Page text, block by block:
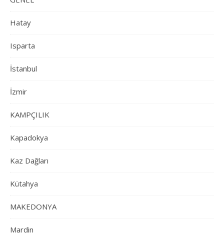
Hatay
Isparta
İstanbul
İzmir
KAMPÇILIK
Kapadokya
Kaz Dağları
Kütahya
MAKEDONYA
Mardin